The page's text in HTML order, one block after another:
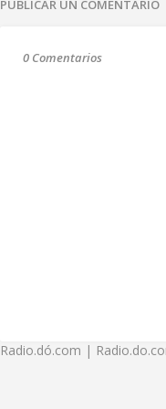
PUBLICAR UN COMENTARIO
0 Comentarios
Radio.dó.com |